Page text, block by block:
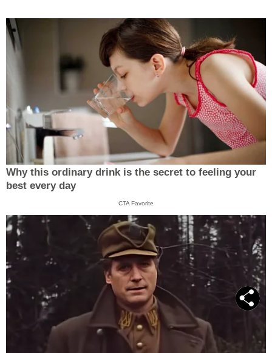
Why this ordinary drink is the secret to feeling your
best every day
CTA Favorite